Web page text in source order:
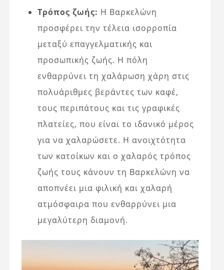
Τρόπος ζωής: Η Βαρκελώνη
προσφέρει την τέλεια ισορροπία
μεταξύ επαγγελματικής και
προσωπικής ζωής. Η πόλη
ενθαρρύνει τη χαλάρωση χάρη στις
πολυάριθμες βεράντες των καφέ,
τους περιπάτους και τις γραφικές
πλατείες, που είναι το ιδανικό μέρος
για να χαλαρώσετε. Η ανοιχτότητα
των κατοίκων και ο χαλαρός τρόπος
ζωής τους κάνουν τη Βαρκελώνη να
αποπνέει μια φιλική και χαλαρή
ατμόσφαιρα που ενθαρρύνει μια
μεγαλύτερη διαμονή.